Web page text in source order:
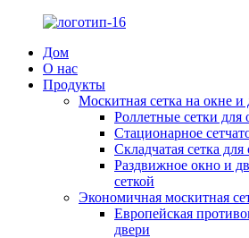
Дом
О нас
Продукты
Москитная сетка на окне и
Роллетные сетки для
Стационарное
Складчатая сетка
Раздвижное окно и
сеткой
Экономичная москитная
Европейская
двери